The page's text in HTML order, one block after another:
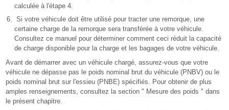
calculée à l'étape 4.
Si votre véhicule doit être utilisé pour tracter une remorque, une
certaine charge de la remorque sera transférée à votre véhicule.
Consultez ce manuel pour déterminer comment ceci réduit la capacité
de charge disponible pour la charge et les bagages de votre véhicule.
Avant de démarrer avec un véhicule chargé, assurez-vous que votre
véhicule ne dépasse pas le poids nominal brut du véhicule (PNBV) ou le
poids nominal brut sur l'essieu (PNBE) spécifiés. Pour obtenir de plus
amples renseignements, consultez la section " Mesure des poids " dans
le présent chapitre.